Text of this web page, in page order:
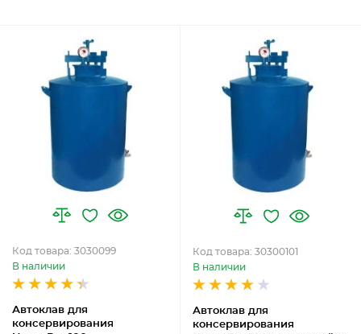
Автоклав для
консервирования
Код товара: 3030099
В наличии
Автоклав для
консервирования
Код товара: 30300101
В наличии